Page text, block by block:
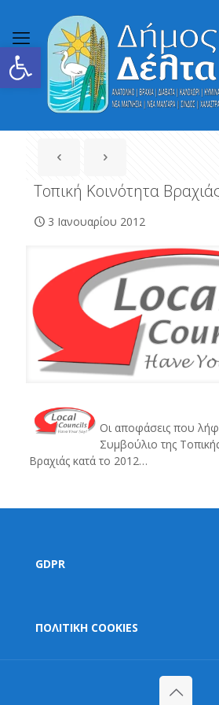
Ανοίξτε τη γραμμή εργαλείων
Τοπική Κοινότητα
3 Ιανουαρίου 2012
Οι αποφάσεις που
Συμβούλιο της
Βραχιάς κατά το 2012…
GDPR
ΠΟΛΙΤΙΚΗ COOKIES